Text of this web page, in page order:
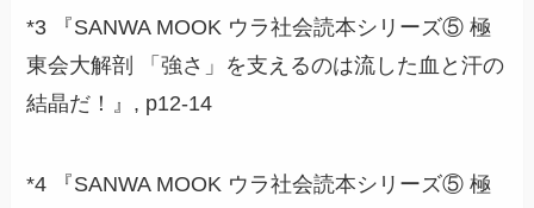
*3 『SANWA MOOK ウラ社会読本シリーズ⑤ 極
東会大解剖 「強さ」を支えるのは流した血と汗の
結晶だ！』, p12-14
*4 『SANWA MOOK ウラ社会読本シリーズ⑤ 極